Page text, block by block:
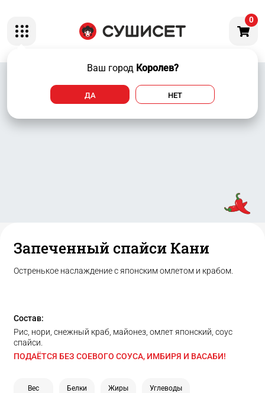
0
Ваш город Королев?
ДА НЕТ
Запеченный спайси Кани
Остренькое наслаждение с японским омлетом и крабом.
Состав:
Рис, нори, снежный краб, майонез, омлет японский, соус
спайси.
ПОДАЁТСЯ БЕЗ СОЕВОГО СОУСА, ИМБИРЯ И ВАСАБИ!
Вес
Белки
Жиры
Углеводы